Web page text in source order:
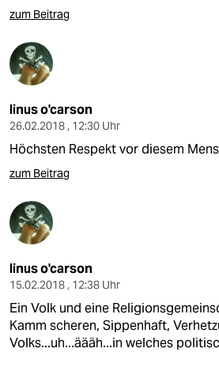
zum Beitrag
linus o'carson
26.02.2018 , 12:30 Uhr
Höchsten Respekt vor diesem
zum Beitrag
linus o'carson
15.02.2018 , 12:38 Uhr
Ein Volk und eine
Kamm scheren, Sippenhaft,
Volks...uh...äääh...in welches